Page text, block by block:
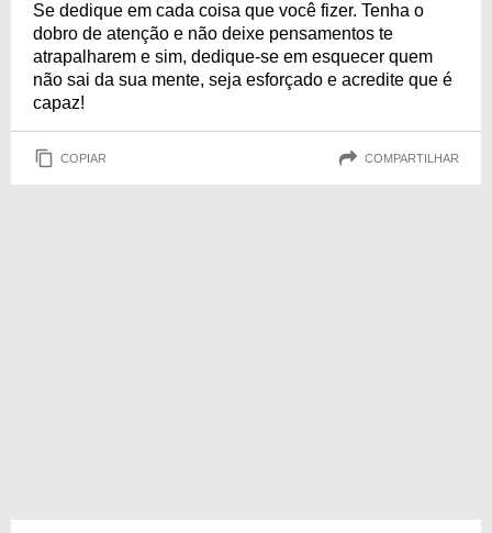
Se dedique em cada coisa que você fizer. Tenha o
dobro de atenção e não deixe pensamentos te
atrapalharem e sim, dedique-se em esquecer quem
não sai da sua mente, seja esforçado e acredite que é
capaz!
COPIAR COMPARTILHAR